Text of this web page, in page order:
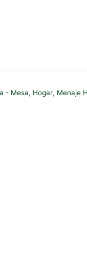
- Mesa, Hogar, Menaje